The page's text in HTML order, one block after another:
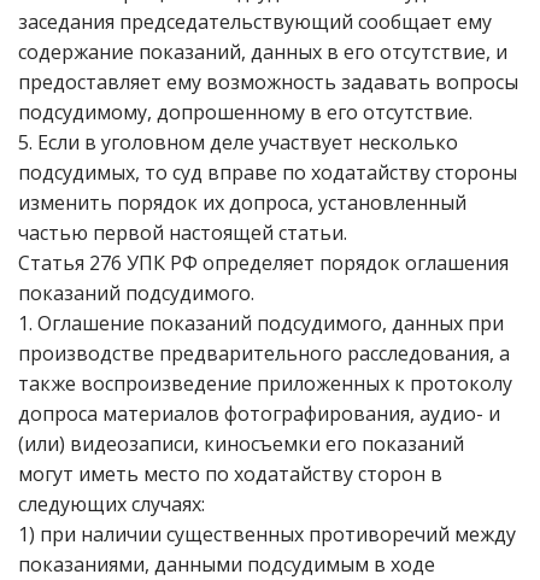
заседания председательствующий сообщает ему
содержание показаний, данных в его отсутствие, и
предоставляет ему возможность задавать вопросы
подсудимому, допрошенному в его отсутствие.
5. Если в уголовном деле участвует несколько
подсудимых, то суд вправе по ходатайству стороны
изменить порядок их допроса, установленный
частью первой настоящей статьи.
Статья 276 УПК РФ определяет порядок оглашения
показаний подсудимого.
1. Оглашение показаний подсудимого, данных при
производстве предварительного расследования, а
также воспроизведение приложенных к протоколу
допроса материалов фотографирования, аудио- и
(или) видеозаписи, киносъемки его показаний
могут иметь место по ходатайству сторон в
следующих случаях:
1) при наличии существенных противоречий между
показаниями, данными подсудимым в ходе